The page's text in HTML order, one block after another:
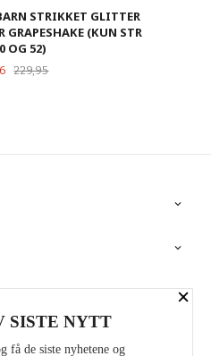
STRIKKET GLITTER
(KUN STR
OG 52)
229,95Rabatt
×
SISTE NYTT
få de siste nyhetene og